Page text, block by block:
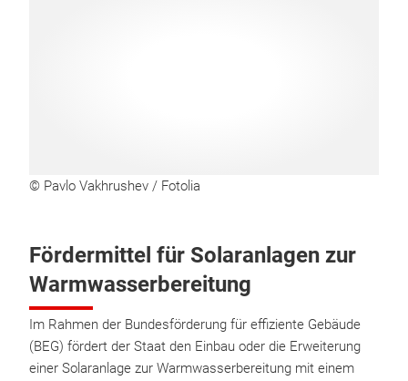
© Pavlo Vakhrushev / Fotolia
Fördermittel für Solaranlagen zur
Warmwasserbereitung
Im Rahmen der Bundesförderung für effiziente Gebäude
(BEG) fördert der Staat den Einbau oder die Erweiterung
einer Solaranlage zur Warmwasserbereitung mit einem